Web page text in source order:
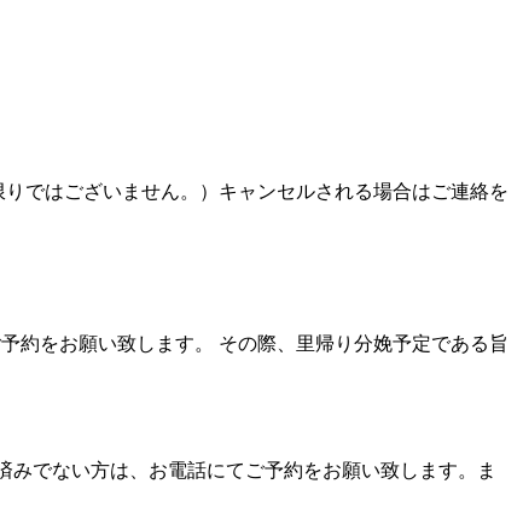
ではございません。）キャンセルされる場合はご連絡を
約をお願い致します。 その際、里帰り分娩予定である旨
でない方は、お電話にてご予約をお願い致します。ま